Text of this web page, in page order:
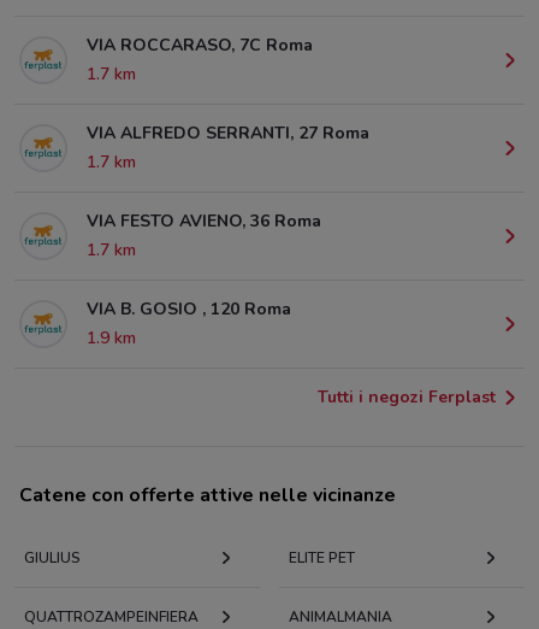
VIA ROCCARASO, 7C Roma
1.7 km
VIA ALFREDO SERRANTI, 27 Roma
1.7 km
VIA FESTO AVIENO, 36 Roma
1.7 km
VIA B. GOSIO , 120 Roma
1.9 km
Tutti i negozi Ferplast
Catene con offerte attive nelle vicinanze
GIULIUS ELITE PET
QUATTROZAMPEINFIERA ANIMALMANIA